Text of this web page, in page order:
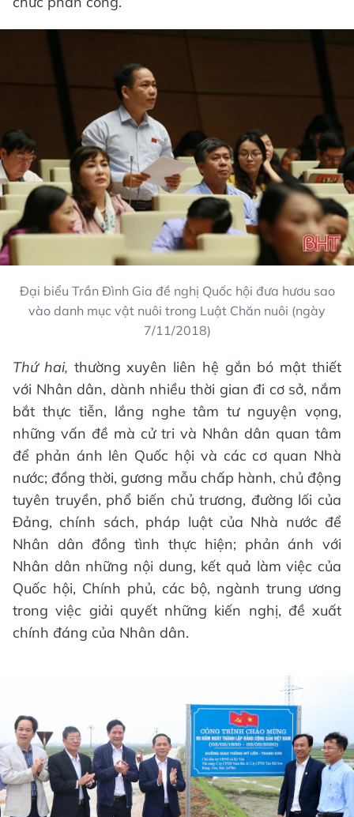
Đại biểu Trần Đình Gia đề nghị Quốc hội đưa hươu sao
vào danh mục vật nuôi trong Luật Chăn nuôi (ngày
7/11/2018)
Thứ hai, thường xuyên liên hệ gắn bó mật thiết
với Nhân dân, dành nhiều thời gian đi cơ sở, nắm
bắt thực tiễn, lắng nghe tâm tư nguyện vọng,
những vấn đề mà cử tri và Nhân dân quan tâm
để phản ánh lên Quốc hội và các cơ quan Nhà
nước; đồng thời, gương mẫu chấp hành, chủ động
tuyên truyền, phổ biến chủ trương, đường lối của
Đảng, chính sách, pháp luật của Nhà nước để
Nhân dân đồng tình thực hiện; phản ánh với
Nhân dân những nội dung, kết quả làm việc của
Quốc hội, Chính phủ, các bộ, ngành trung ương
trong việc giải quyết những kiến nghị, đề xuất
chính đáng của Nhân dân.